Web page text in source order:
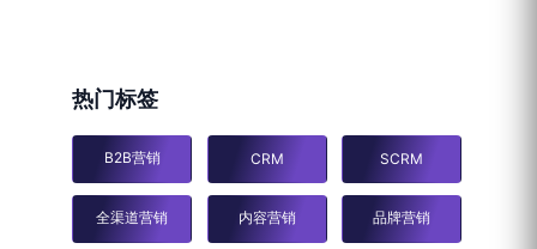
热门标签
B2B营销 CRM SCRM
全渠道营销 内容营销 品牌营销